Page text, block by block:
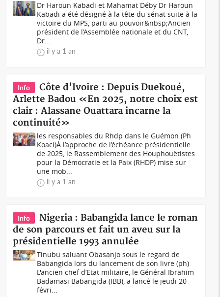
Dr Haroun Kabadi et Mahamat Déby Dr Haroun
Kabadi a été désigné à la tête du sénat suite à la
victoire du MPS, parti au pouvoir&nbsp;Ancien
président de l’Assemblée nationale et du CNT,
Dr...
il y a 1 an
Info
Côte d'Ivoire : Depuis Duekoué,
Arlette Badou «En 2025, notre choix est
clair : Alassane Ouattara incarne la
continuité»
les responsables du Rhdp dans le Guémon (Ph
Koaci)À l’approche de l’échéance présidentielle
de 2025, le Rassemblement des Houphouëtistes
pour la Démocratie et la Paix (RHDP) mise sur
une mob...
il y a 1 an
Info
Nigeria : Babangida lance le roman
de son parcours et fait un aveu sur la
présidentielle 1993 annulée
Tinubu saluant Obasanjo sous le regard de
Babangida lors du lancement de son livre (ph)
L'ancien chef d’Etat militaire, le Général Ibrahim
Badamasi Babangida (IBB), a lancé le jeudi 20
févri...